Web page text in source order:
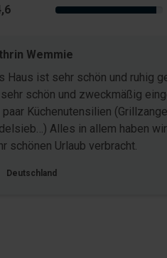
Wemmie
Haus ist sehr schön und ruhig
schön und zweckmäßig
paar Küchenutensilien
Alles in allem haben
schönen Urlaub verbracht.
Deutschland